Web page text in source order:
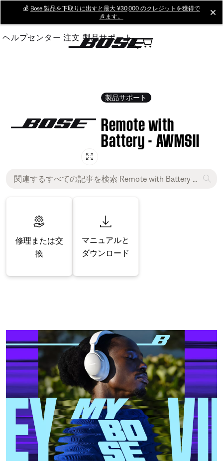
Main
💰 Bose 製品を下取りに出すと最大 ¥30,000 のクレジットを獲得で
きます。
ヘルプセンター 注文 製品サポート
製品サポート
Remote with
Battery - AWMSII
修理または交
換
マニュアルと
ダウンロード